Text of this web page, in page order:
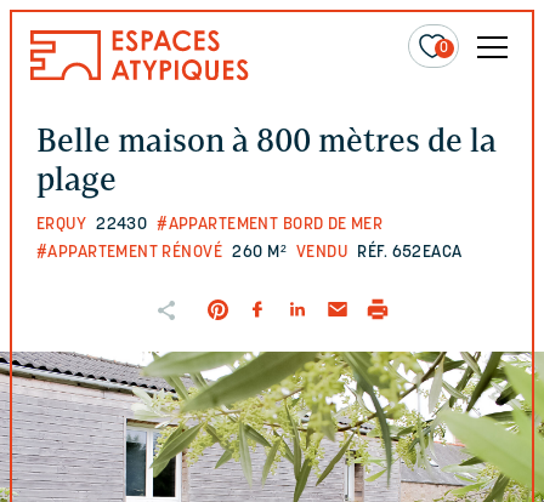
0
Belle maison à 800 mètres de la
plage
ERQUY 22430 #APPARTEMENT BORD DE MER
#APPARTEMENT RÉNOVÉ 260 M² VENDU RÉF. 652EACA